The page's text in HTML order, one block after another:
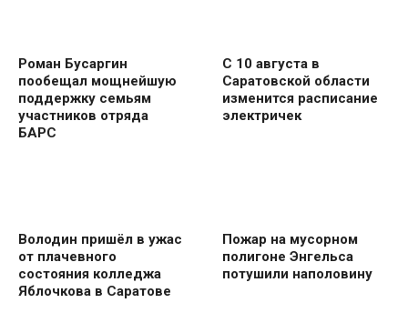
Роман Бусаргин
пообещал мощнейшую
поддержку семьям
участников отряда
БАРС
С 10 августа в
Саратовской области
изменится расписание
электричек
Володин пришёл в ужас
от плачевного
состояния колледжа
Яблочкова в Саратове
Пожар на мусорном
полигоне Энгельса
потушили наполовину